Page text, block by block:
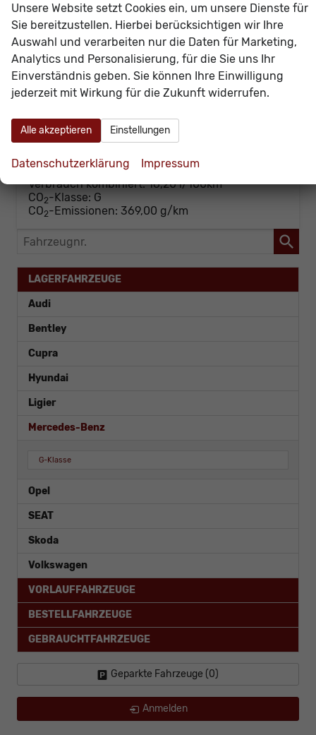
Mercedes-Benz G-Klasse
G 63 AMG Night+Fond+SUPERIOR+Alu22+Carbon+Standheiz+Performance+AHK+VOLL
sofort lieferbar Neuwagen
Fahrzeugnr. 61152 Getriebe Autom. 9-Gang
430 kW (585 PS)
incl. 19% MwSt.
Verbrauch kombiniert:16,20 l/100km
CO2-Klasse: G
CO2-Emissionen: 369,00 g/km
Fahrzeugnr.
LAGERFAHRZEUGE
Audi
Bentley
Cupra
Hyundai
Ligier
Mercedes-Benz
G-Klasse
Opel
SEAT
Skoda
Volkswagen
VORLAUFFAHRZEUGE
BESTELLFAHRZEUGE
GEBRAUCHTFAHRZEUGE
Geparkte Fahrzeuge (0)
Anmelden
Unsere Website setzt Cookies ein, um unsere Dienste für
Sie bereitzustellen. Hierbei berücksichtigen wir Ihre
Auswahl und verarbeiten nur die Daten für Marketing,
Analytics und Personalisierung, für die Sie uns Ihr
Einverständnis geben. Sie können Ihre Einwilligung
jederzeit mit Wirkung für die Zukunft widerrufen.
Alle akzeptieren Einstellungen
Datenschutzerklärung Impressum